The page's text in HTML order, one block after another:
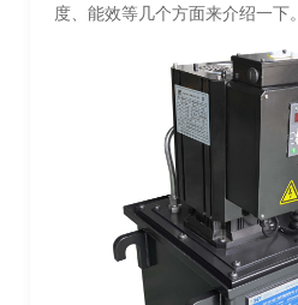
度、能效等几个方面来介绍一下。